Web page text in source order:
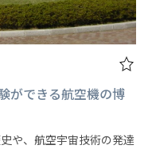
ができる航空機の博
や、航空宇宙技術の発達